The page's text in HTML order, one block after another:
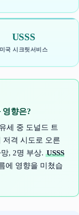
USSS
미국 시크릿서비스
영향은?
세 중 도널드 트
저격 시도로 오른
, 2명 부상. USSS
에 영향을 미쳤습